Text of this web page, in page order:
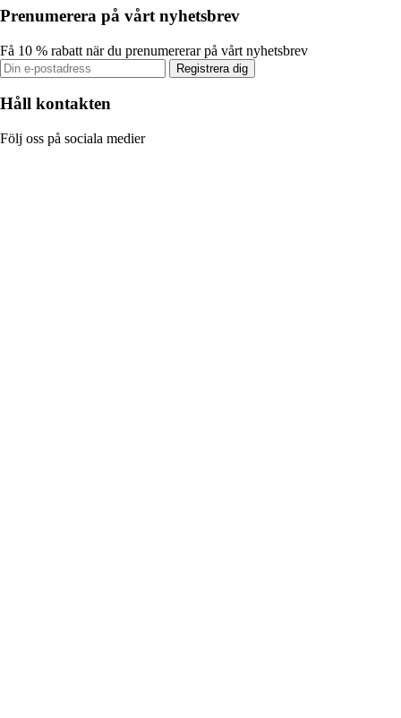
Prenumerera på vårt nyhetsbrev
Få 10 % rabatt när du prenumererar på vårt nyhetsbrev
Registrera dig
Håll kontakten
Följ oss på sociala medier